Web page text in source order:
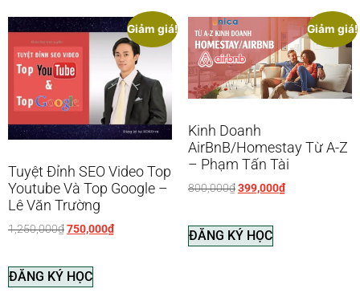
Giảm giá!
Tuyệt Đỉnh SEO Video Top
Youtube Và Top Google –
Lê Văn Trường
1,250,000₫750,000₫
ĐĂNG KÝ HỌC
Giảm giá!
Kinh Doanh
AirBnB/Homestay Từ A-Z
– Phạm Tấn Tài
800,000₫399,000₫
ĐĂNG KÝ HỌC